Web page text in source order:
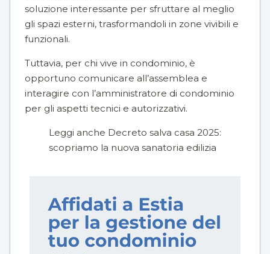
soluzione interessante per sfruttare al meglio
gli spazi esterni, trasformandoli in zone vivibili e
funzionali.
Tuttavia, per chi vive in condominio, è
opportuno comunicare all’assemblea e
interagire con l’amministratore di condominio
per gli aspetti tecnici e autorizzativi.
Leggi anche Decreto salva casa 2025:
scopriamo la nuova sanatoria edilizia